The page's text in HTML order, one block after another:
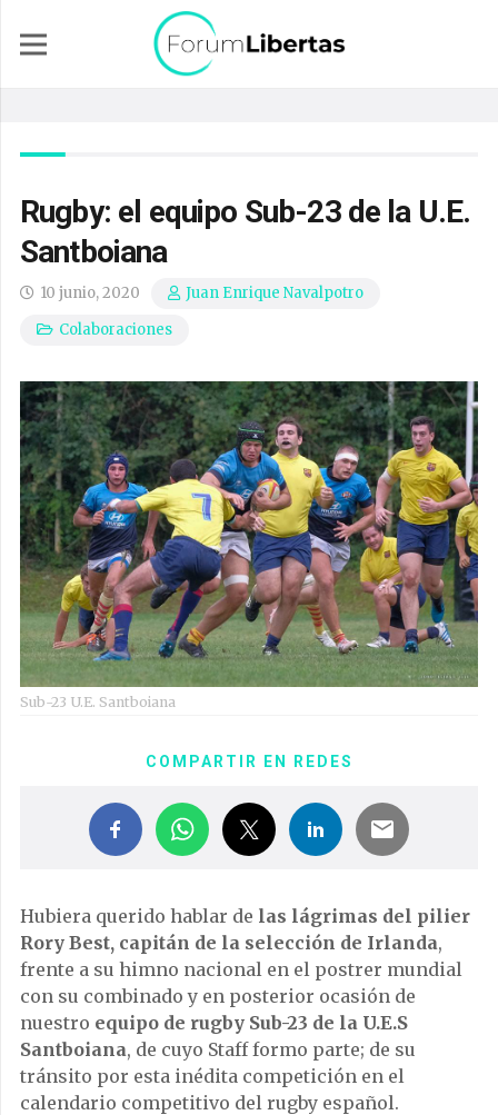
Rugby: el equipo Sub-23 de la U.E.
Santboiana
10 junio, 2020
Juan Enrique Navalpotro
Colaboraciones
Sub-23 U.E. Santboiana
COMPARTIR EN REDES
Hubiera querido hablar de las lágrimas del pilier
Rory Best, capitán de la selección de Irlanda,
frente a su himno nacional en el postrer mundial
con su combinado y en posterior ocasión de
nuestro equipo de rugby Sub-23 de la U.E.S
Santboiana, de cuyo Staff formo parte; de su
tránsito por esta inédita competición en el
calendario competitivo del rugby español.